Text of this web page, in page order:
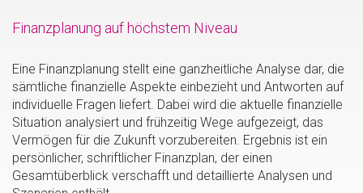
Finanzplanung auf höchstem Niveau
Eine Finanzplanung stellt eine ganzheitliche Analyse dar, die
sämtliche finanzielle Aspekte einbezieht und Antworten auf
individuelle Fragen liefert. Dabei wird die aktuelle finanzielle
Situation analysiert und frühzeitig Wege aufgezeigt, das
Vermögen für die Zukunft vorzubereiten. Ergebnis ist ein
persönlicher, schriftlicher Finanzplan, der einen
Gesamtüberblick verschafft und detaillierte Analysen und